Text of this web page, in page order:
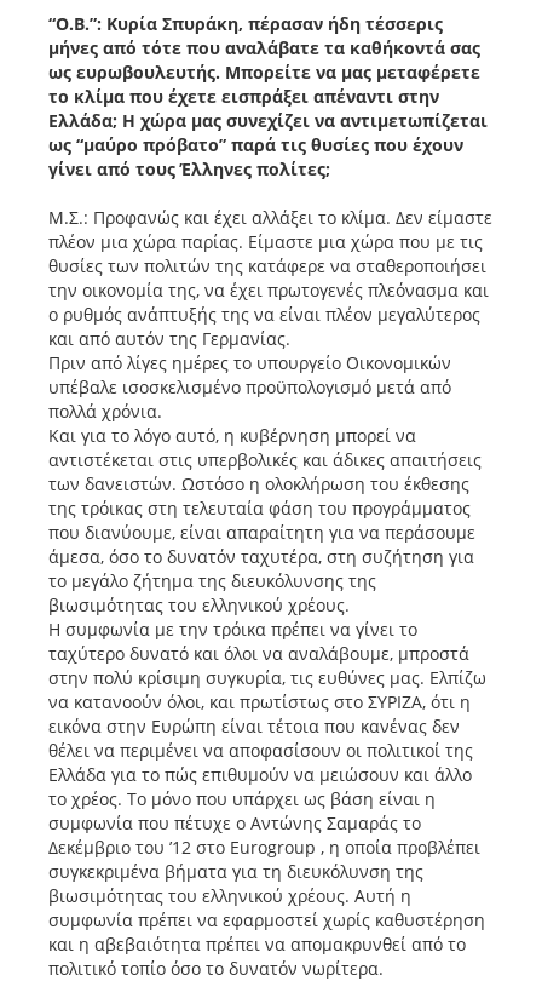
“Ο.Β.”: Κυρία Σπυράκη, πέρασαν ήδη τέσσερις
μήνες από τότε που αναλάβατε τα καθήκοντά σας
ως ευρωβουλευτής. Μπορείτε να μας μεταφέρετε
το κλίμα που έχετε εισπράξει απέναντι στην
Ελλάδα; Η χώρα μας συνεχίζει να αντιμετωπίζεται
ως “μαύρο πρόβατο” παρά τις θυσίες που έχουν
γίνει από τους Έλληνες πολίτες;
Μ.Σ.: Προφανώς και έχει αλλάξει το κλίμα. Δεν είμαστε
πλέον μια χώρα παρίας. Είμαστε μια χώρα που με τις
θυσίες των πολιτών της κατάφερε να σταθεροποιήσει
την οικονομία της, να έχει πρωτογενές πλεόνασμα και
ο ρυθμός ανάπτυξής της να είναι πλέον μεγαλύτερος
και από αυτόν της Γερμανίας.
Πριν από λίγες ημέρες το υπουργείο Οικονομικών
υπέβαλε ισοσκελισμένο προϋπολογισμό μετά από
πολλά χρόνια.
Και για το λόγο αυτό, η κυβέρνηση μπορεί να
αντιστέκεται στις υπερβολικές και άδικες απαιτήσεις
των δανειστών. Ωστόσο η ολοκλήρωση του έκθεσης
της τρόικας στη τελευταία φάση του προγράμματος
που διανύουμε, είναι απαραίτητη για να περάσουμε
άμεσα, όσο το δυνατόν ταχυτέρα, στη συζήτηση για
το μεγάλο ζήτημα της διευκόλυνσης της
βιωσιμότητας του ελληνικού χρέους.
Η συμφωνία με την τρόικα πρέπει να γίνει το
ταχύτερο δυνατό και όλοι να αναλάβουμε, μπροστά
στην πολύ κρίσιμη συγκυρία, τις ευθύνες μας. Ελπίζω
να κατανοούν όλοι, και πρωτίστως στο ΣΥΡΙΖΑ, ότι η
εικόνα στην Ευρώπη είναι τέτοια που κανένας δεν
θέλει να περιμένει να αποφασίσουν οι πολιτικοί της
Ελλάδα για το πώς επιθυμούν να μειώσουν και άλλο
το χρέος. Το μόνο που υπάρχει ως βάση είναι η
συμφωνία που πέτυχε ο Αντώνης Σαμαράς το
Δεκέμβριο του ’12 στο Eurogroup , η οποία προβλέπει
συγκεκριμένα βήματα για τη διευκόλυνση της
βιωσιμότητας του ελληνικού χρέους. Αυτή η
συμφωνία πρέπει να εφαρμοστεί χωρίς καθυστέρηση
και η αβεβαιότητα πρέπει να απομακρυνθεί από το
πολιτικό τοπίο όσο το δυνατόν νωρίτερα.